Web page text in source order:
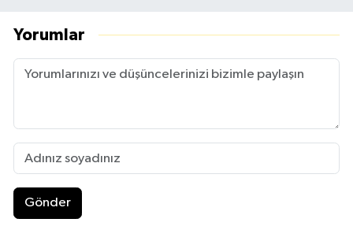
Yorumlar
Gönder